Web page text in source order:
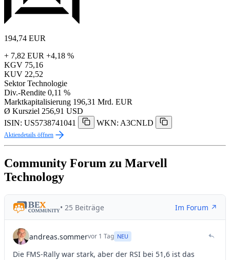
194,74 EUR
+ 7,82 EUR +4,18 %
KGV 75,16
KUV 22,52
Sektor Technologie
Div.-Rendite 0,11 %
Marktkapitalisierung 196,31 Mrd. EUR
Ø Kursziel 256,91 USD
ISIN: US5738741041
WKN: A3CNLD
Aktiendetails öffnen
Community Forum zu Marvell
Technology